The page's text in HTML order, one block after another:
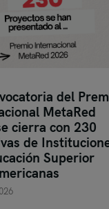
del
MetaRed
cierra con 230
de
Superior